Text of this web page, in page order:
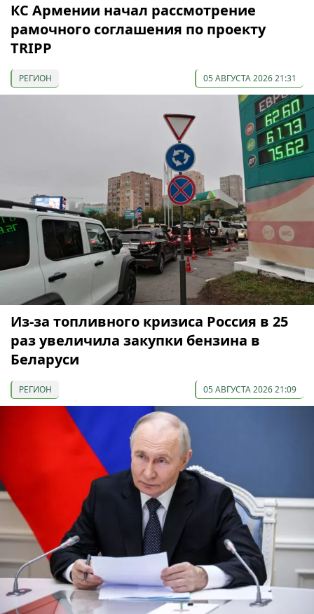
КС Армении начал рассмотрение
рамочного соглашения по проекту
TRIPP
РЕГИОН 05 АВГУСТА 2026 21:31
Из-за топливного кризиса Россия в 25
раз увеличила закупки бензина в
Беларуси
РЕГИОН 05 АВГУСТА 2026 21:09